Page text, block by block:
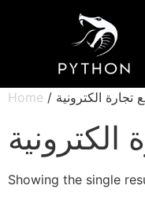
Home تجارة الكترونية
الكترونية
Showing the single